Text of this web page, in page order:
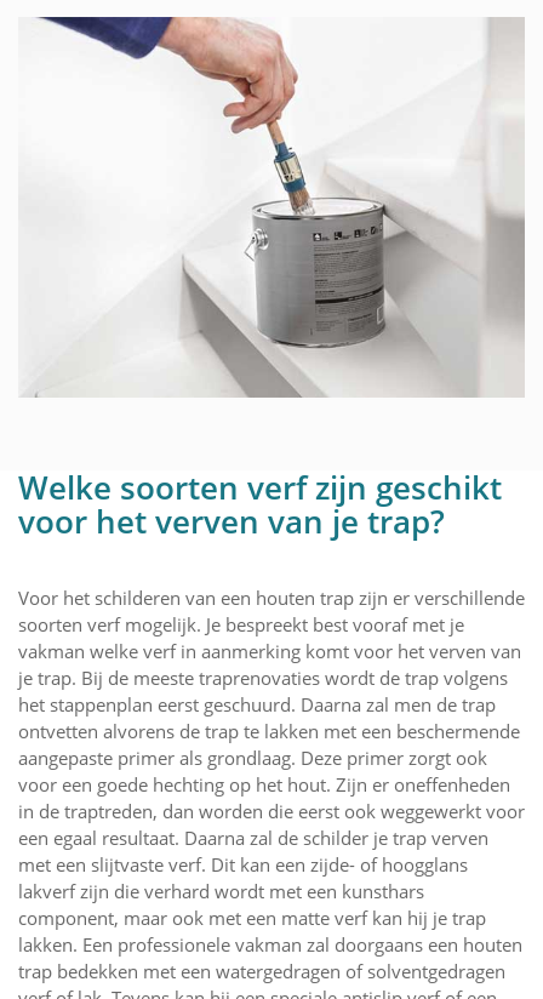
Welke soorten verf zijn geschikt
voor het verven van je trap?
Voor het schilderen van een houten trap zijn er verschillende
soorten verf mogelijk. Je bespreekt best vooraf met je
vakman welke verf in aanmerking komt voor het verven van
je trap. Bij de meeste traprenovaties wordt de trap volgens
het stappenplan eerst geschuurd. Daarna zal men de trap
ontvetten alvorens de trap te lakken met een beschermende
aangepaste primer als grondlaag. Deze primer zorgt ook
voor een goede hechting op het hout. Zijn er oneffenheden
in de traptreden, dan worden die eerst ook weggewerkt voor
een egaal resultaat. Daarna zal de schilder je trap verven
met een slijtvaste verf. Dit kan een zijde- of hoogglans
lakverf zijn die verhard wordt met een kunsthars
component, maar ook met een matte verf kan hij je trap
lakken. Een professionele vakman zal doorgaans een houten
trap bedekken met een watergedragen of solventgedragen